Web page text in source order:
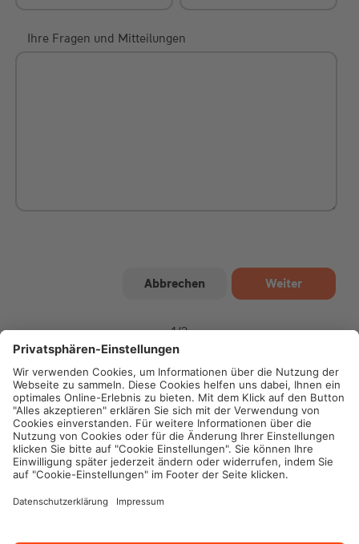
Ihre Fragen und Mitteilungen
1/2
Impressum
Datenschutz
Cookie-Einstellungen